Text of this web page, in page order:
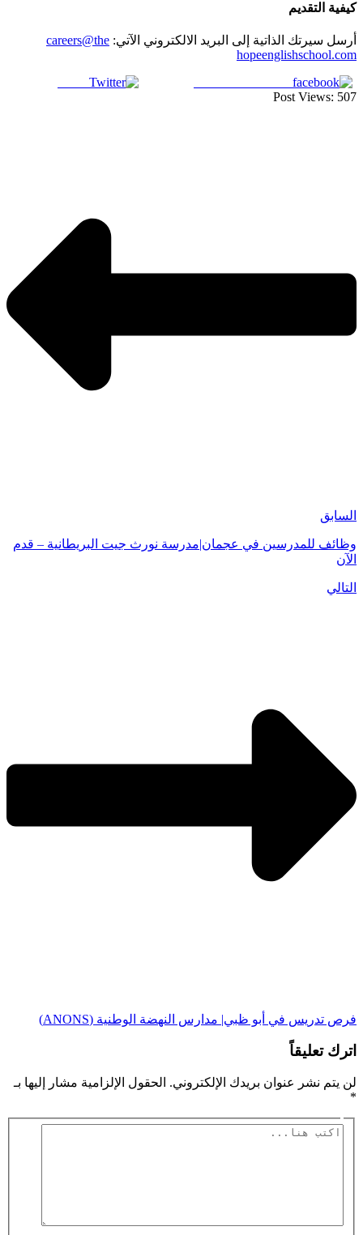
كيفية التقديم
أرسل سيرتك الذاتية إلى البريد الالكتروني الآتي: careers@the
hopeenglishschool.com
Post Views: 507
السابق
وظائف للمدرسين في عجمان|مدرسة نورث جيت البريطانية – قدم
الآن
التالي
فرص تدريس في أبو ظبي| مدارس النهضة الوطنية (ANONS)
اترك تعليقاً
لن يتم نشر عنوان بريدك الإلكتروني. الحقول الإلزامية مشار إليها بـ
*
اكتب